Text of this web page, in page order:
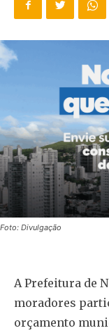
Foto: Divulgação
A Prefeitura de
moradores
orçamento